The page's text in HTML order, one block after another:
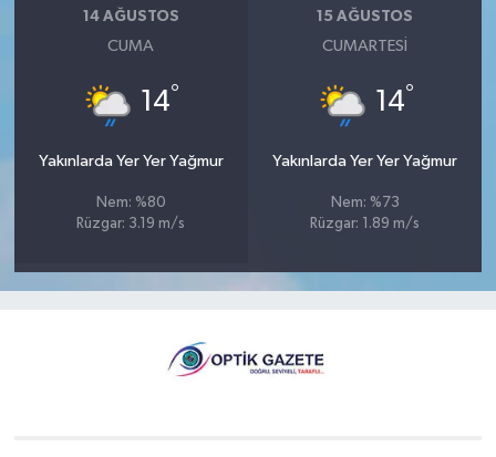
14 AĞUSTOS
CUMA
14°
Yakınlarda Yer Yer Yağmur
Nem: %80
Rüzgar: 3.19 m/s
15 AĞUSTOS
CUMARTESI
14°
Yakınlarda Yer Yer Yağmur
Nem: %73
Rüzgar: 1.89 m/s